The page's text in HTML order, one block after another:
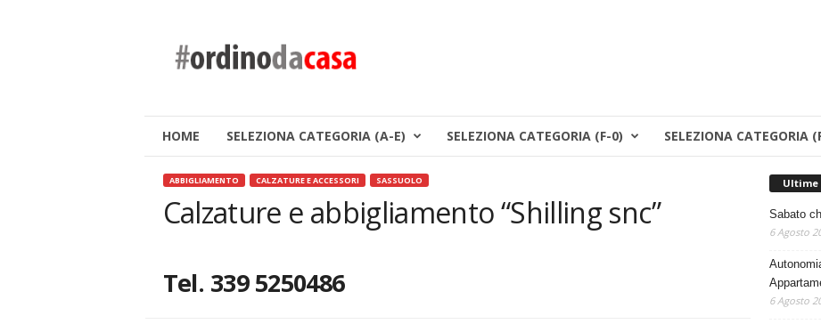
HOME SELEZIONA CATEGORIA (A-E) SELEZIONA CATEGORIA (F-0) SELEZIONA CATEGORIA
ABBIGLIAMENTO CALZATURE E ACCESSORI SASSUOLO
Calzature e abbigliamento “Shilling snc”
Tel. 339 5250486
Ultime
Sabato
6 Agosto
6 Agosto